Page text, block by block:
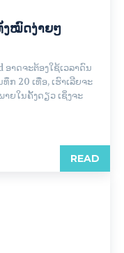
ງໝົດງ່າຍໆ
າດຈະຕ້ອງໃຊ້ເວລາດົນ
ກ 20 ເທື່ອ, ເຮົາເລີຍຈະ
ຍໃນຄັ້ງດຽວ ເຊິ່ງຈະ
READ